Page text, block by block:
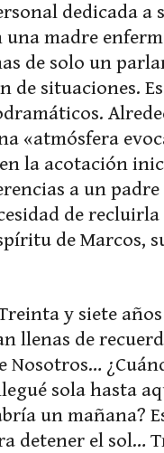
dedicada a
madre
de solo un
de situaciones.
«atmósfera
la acotación
a un padre
de recluirla
de Marcos,
y siete
llenas de
Nosotros…
sola hasta
un mañana?
detener el sol…